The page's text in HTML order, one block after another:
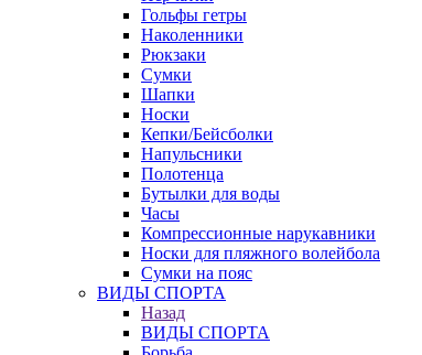
Гольфы гетры
Наколенники
Рюкзаки
Сумки
Шапки
Носки
Кепки/Бейсболки
Напульсники
Полотенца
Бутылки для воды
Часы
Компрессионные нарукавники
Носки для пляжного волейбола
Сумки на пояс
ВИДЫ СПОРТА
Назад
ВИДЫ СПОРТА